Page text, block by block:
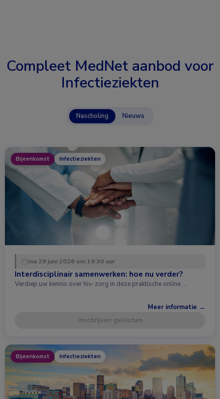
Compleet MedNet aanbod voor
Infectieziekten
Nascholing Nieuws
Bijeenkomst Infectieziekten
ma 29 juni 2026 om 19:30 uur
Interdisciplinair samenwerken: hoe nu verder?
Verdiep uw kennis over hiv-zorg in deze praktische online …
Meer informatie →
Inschrijven gesloten
Bijeenkomst Infectieziekten